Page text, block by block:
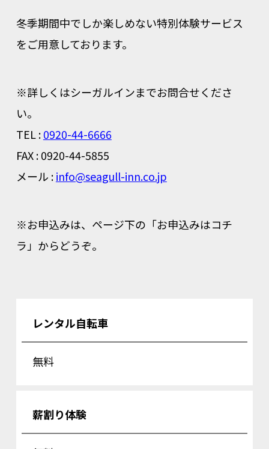
冬季期間中でしか楽しめない特別体験サービス
をご用意しております。
※詳しくはシーガルインまでお問合せくださ
い。
TEL :0920-44-6666
FAX : 0920-44-5855
メール :info@seagull-inn.co.jp
※お申込みは、ページ下の「お申込みはコチ
ラ」からどうぞ。
レンタル自転車
無料
薪割り体験